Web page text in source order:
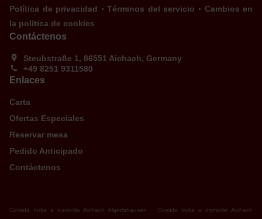
Política de privacidad . Términos del servicio . Cambios en
la política de cookies
Contáctenos
Steubstraße 1, 86551 Aichach, Germany
+49 8251 9311580
Enlaces
Carta
Ofertas Especiales
Reservar mesa
Pedido Anticipado
Contáctenos
Comida India a domicilio Aichach Algertshausen . Comida India a domicilio Aichach